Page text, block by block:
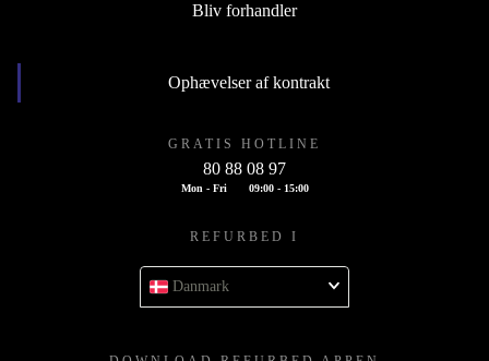
Bliv forhandler
Ophævelser af kontrakt
GRATIS HOTLINE
80 88 08 97
Mon - Fri 09:00 - 15:00
REFURBED I
Danmark